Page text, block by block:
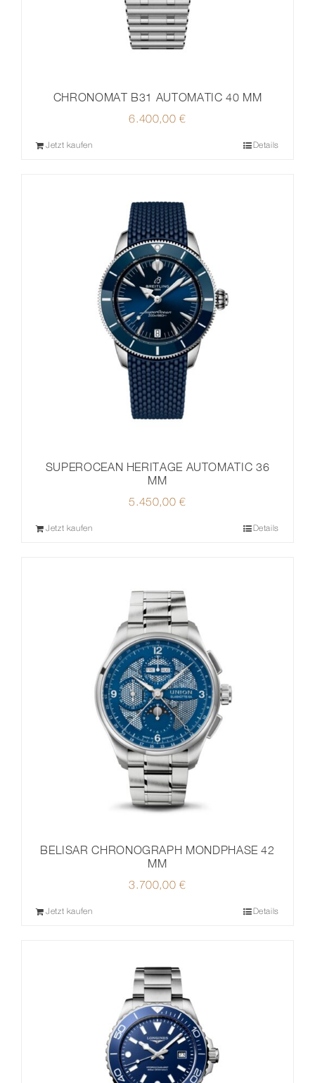
CHRONOMAT B31 AUTOMATIC 40 MM
6.400,00€
Jetzt kaufen Details
SUPEROCEAN HERITAGE AUTOMATIC 36
MM
5.450,00€
Jetzt kaufen Details
BELISAR CHRONOGRAPH MONDPHASE 42
MM
3.700,00€
Jetzt kaufen Details